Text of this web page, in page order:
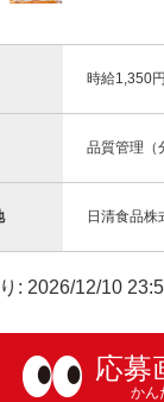
時給1,350
品質管理（
日清食品
: 2026/12/10
応募
かん